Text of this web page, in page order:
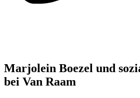
Marjolein Boezel und
bei Van Raam